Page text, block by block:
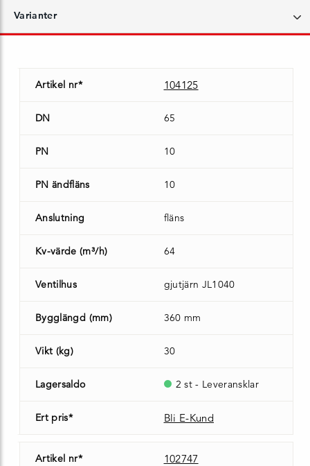
Varianter
Artikel nr* 104125
DN 65
PN 10
PN ändfläns 10
Anslutning fläns
Kv-värde (m³/h) 64
Ventilhus gjutjärn JL1040
Bygglängd (mm) 360 mm
Vikt (kg) 30
Lagersaldo 2 st - Leveransklar
Ert pris* Bli E-Kund
Artikel nr* 102747